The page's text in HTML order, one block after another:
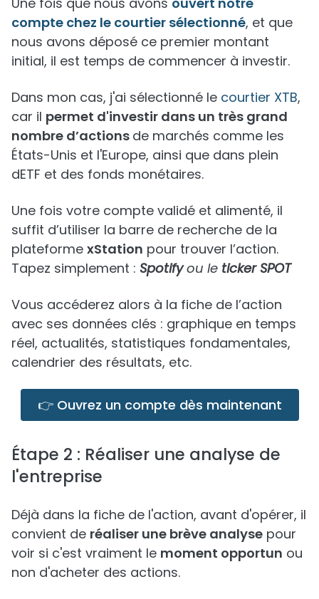
compte chez le courtier sélectionné, et que
nous avons déposé ce premier montant
initial, il est temps de commencer à investir.
Dans mon cas, j'ai sélectionné le courtier XTB,
car il permet d'investir dans un très grand
nombre d’actions de marchés comme les
États-Unis et l'Europe, ainsi que dans plein
dETF et des fonds monétaires.
Une fois votre compte validé et alimenté, il
suffit d’utiliser la barre de recherche de la
plateforme xStation pour trouver l’action.
Tapez simplement : Spotifyou le ticker SPOT
Vous accéderez alors à la fiche de l’action
avec ses données clés : graphique en temps
réel, actualités, statistiques fondamentales,
calendrier des résultats, etc.
👉 Ouvrez un compte dès maintenant
Étape 2 : Réaliser une analyse de
l'entreprise
Déjà dans la fiche de l'action, avant d'opérer, il
convient de réaliser une brève analyse pour
voir si c'est vraiment le moment opportun ou
non d'acheter des actions.